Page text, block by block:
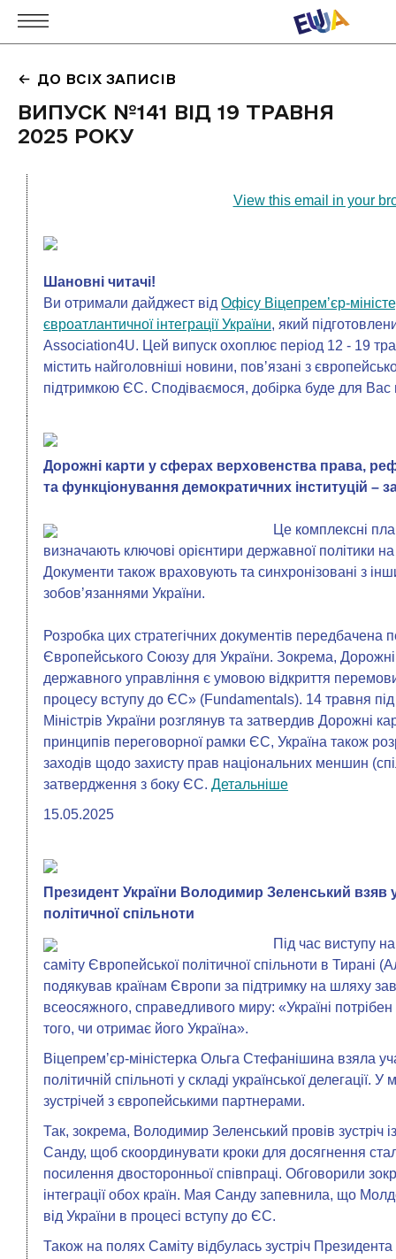
ДО ВСІХ ЗАПИСІВ
ВИПУСК №141 ВІД 19 ТРАВНЯ
2025 РОКУ
View this email in your
Шановні читачі!
Ви отримали дайджест від Офісу Віцепремʼєр-
євроатлантичної інтеграції України, який
Association4U. Цей випуск охоплює період 12 - 19
містить найголовніші новини, повʼязані з
підтримкою ЄС. Сподіваємося, добірка буде для Вас
Дорожні карти у сферах верховенства права,
та функціонування демократичних інституцій –
Це комплексні
визначають ключові орієнтири державної політики
Документи також враховують та синхронізовані з
зобовʼязаннями України.
Розробка цих стратегічних документів
Європейського Союзу для України. Зокрема,
державного управління є умовою відкриття
процесу вступу до ЄС» (Fundamentals). 14 травня під
Міністрів України розглянув та затвердив Дорожні
принципів переговорної рамки ЄС, Україна також
заходів щодо захисту прав національних меншин
затвердження з боку ЄС. Детальніше
15.05.2025
Президент України Володимир Зеленський взяв
політичної спільноти
Під час виступу
саміту Європейської політичної спільноти в Тирані
подякував країнам Європи за підтримку на шляху
всеосяжного, справедливого миру: «Україні
того, чи отримає його Україна».
Віцепремʼєр-міністерка Ольга Стефанішина взяла
політичній спільноті у складі української делегації.
зустрічей з європейськими партнерами.
Так, зокрема, Володимир Зеленський провів
Санду, щоб скоординувати кроки для досягнення
посилення двосторонньої співпраці. Обговорили
інтеграції обох країн. Мая Санду запевнила, що
від України в процесі вступу до ЄС.
Також на полях Саміту відбулась зустріч